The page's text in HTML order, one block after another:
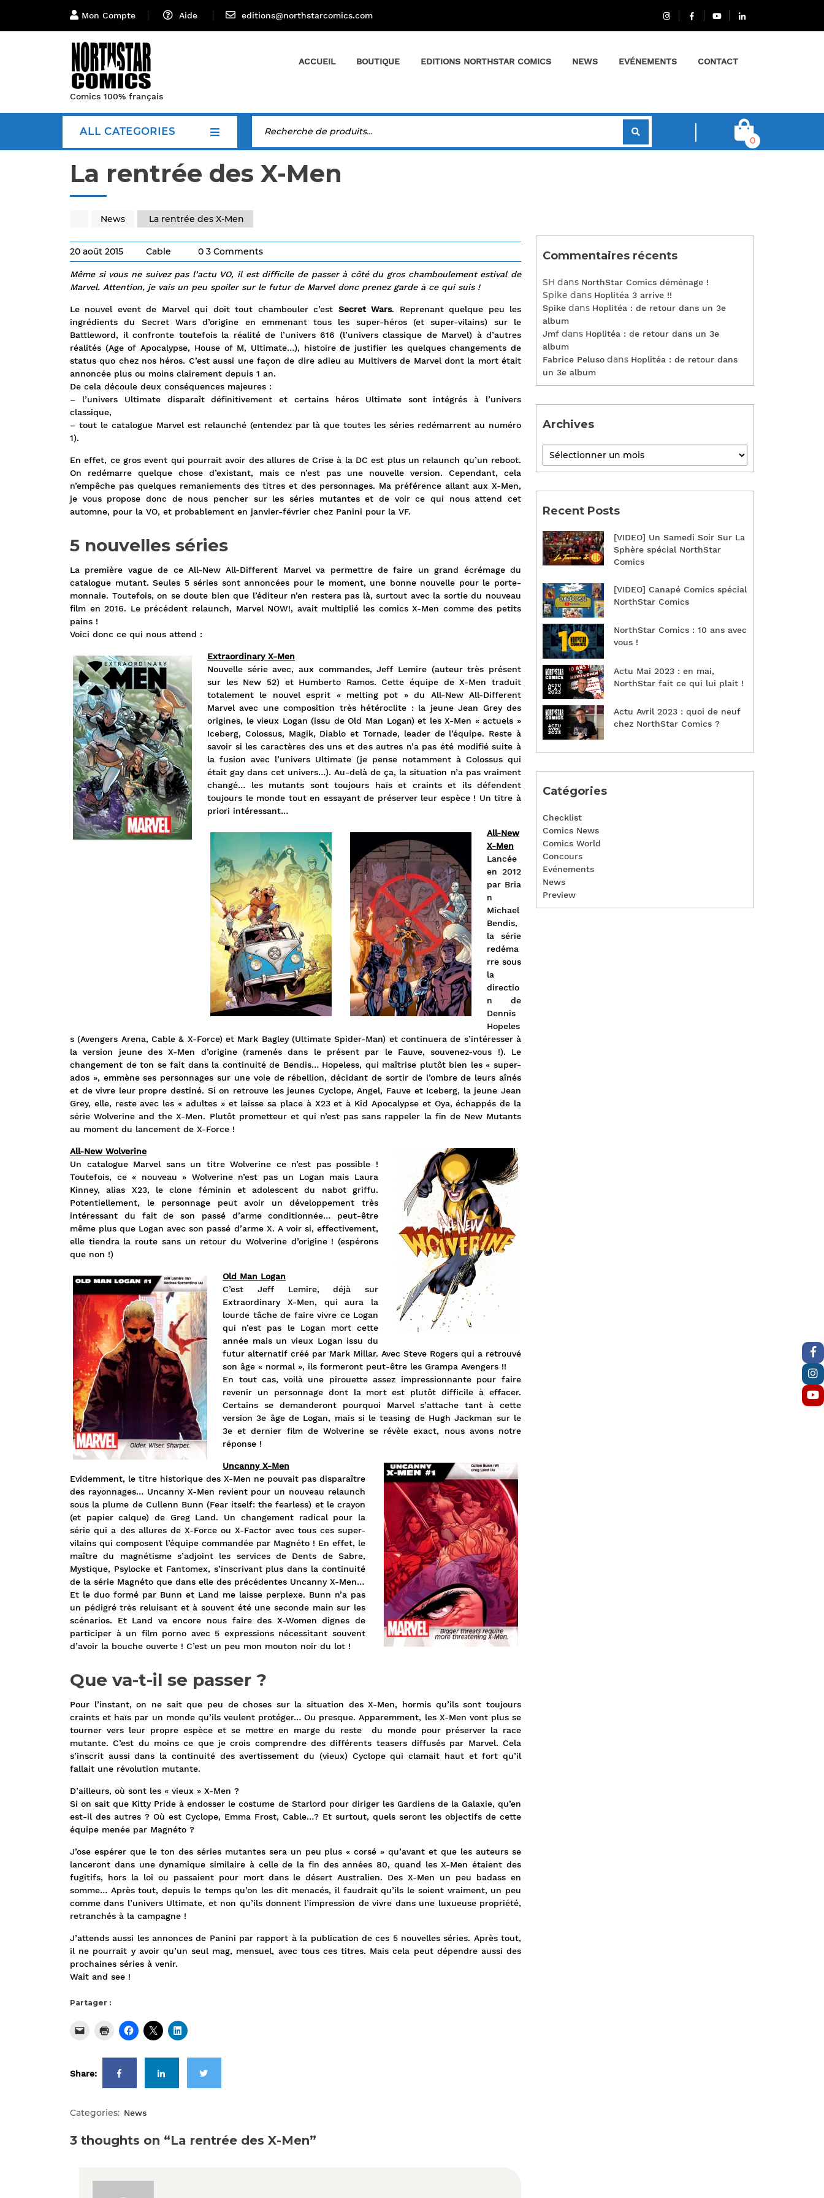
Mon Compte Aide editions@northstarcomics.com
Comics 100% français
ACCUEIL BOUTIQUE EDITIONS NORTHSTAR COMICS NEWS EVÉNEMENTS CONTACT
ALL CATEGORIES
0
La rentrée des X-Men
News La rentrée des X-Men
20 août 2015 Cable 0 3 Comments
Même si vous ne suivez pas l’actu VO, il est difficile de passer à côté du gros chamboulement estival de
Marvel. Attention, je vais un peu spoiler sur le futur de Marvel donc prenez garde à ce qui suis !
Le nouvel event de Marvel qui doit tout chambouler c’est Secret Wars. Reprenant quelque peu les
ingrédients du Secret Wars d’origine en emmenant tous les super-héros (et super-vilains) sur le
Battleword, il confronte toutefois la réalité de l’univers 616 (l’univers classique de Marvel) à d’autres
réalités (Age of Apocalypse, House of M, Ultimate…), histoire de justifier les quelques changements de
status quo chez nos héros. C’est aussi une façon de dire adieu au Multivers de Marvel dont la mort était
annoncée plus ou moins clairement depuis 1 an.
De cela découle deux conséquences majeures :
– l’univers Ultimate disparaît définitivement et certains héros Ultimate sont intégrés à l’univers
classique,
– tout le catalogue Marvel est relaunché (entendez par là que toutes les séries redémarrent au numéro
1).
En effet, ce gros event qui pourrait avoir des allures de Crise à la DC est plus un relaunch qu’un reboot.
On redémarre quelque chose d’existant, mais ce n’est pas une nouvelle version. Cependant, cela
n’empêche pas quelques remaniements des titres et des personnages. Ma préférence allant aux X-Men,
je vous propose donc de nous pencher sur les séries mutantes et de voir ce qui nous attend cet
automne, pour la VO, et probablement en janvier-février chez Panini pour la VF.
5 nouvelles séries
La première vague de ce All-New All-Different Marvel va permettre de faire un grand écrémage du
catalogue mutant. Seules 5 séries sont annoncées pour le moment, une bonne nouvelle pour le porte-
monnaie. Toutefois, on se doute bien que l’éditeur n’en restera pas là, surtout avec la sortie du nouveau
film en 2016. Le précédent relaunch, Marvel NOW!, avait multiplié les comics X-Men comme des petits
pains !
Voici donc ce qui nous attend :
Extraordinary X-Men
Nouvelle série avec, aux commandes, Jeff Lemire (auteur très présent
sur les New 52) et Humberto Ramos. Cette équipe de X-Men traduit
totalement le nouvel esprit « melting pot » du All-New All-Different
Marvel avec une composition très hétéroclite : la jeune Jean Grey des
origines, le vieux Logan (issu de Old Man Logan) et les X-Men « actuels »
Iceberg, Colossus, Magik, Diablo et Tornade, leader de l’équipe. Reste à
savoir si les caractères des uns et des autres n’a pas été modifié suite à
la fusion avec l’univers Ultimate (je pense notamment à Colossus qui
était gay dans cet univers…). Au-delà de ça, la situation n’a pas vraiment
changé… les mutants sont toujours haïs et craints et ils défendent
toujours le monde tout en essayant de préserver leur espèce ! Un titre à
priori intéressant…
All-New
X-Men
Lancée
en 2012
par Bria
n
Michael
Bendis,
la série
redéma
rre sous
la
directio
n de
Dennis
Hopeles
s (Avengers Arena, Cable & X-Force) et Mark Bagley (Ultimate Spider-Man) et continuera de s’intéresser à
la version jeune des X-Men d’origine (ramenés dans le présent par le Fauve, souvenez-vous !). Le
changement de ton se fait dans la continuité de Bendis… Hopeless, qui maîtrise plutôt bien les « super-
ados », emmène ses personnages sur une voie de rébellion, décidant de sortir de l’ombre de leurs aînés
et de vivre leur propre destiné. Si on retrouve les jeunes Cyclope, Angel, Fauve et Iceberg, la jeune Jean
Grey, elle, reste avec les « adultes » et laisse sa place à X23 et à Kid Apocalypse et Oya, échappés de la
série Wolverine and the X-Men. Plutôt prometteur et qui n’est pas sans rappeler la fin de New Mutants
au moment du lancement de X-Force !
All-New Wolverine
Un catalogue Marvel sans un titre Wolverine ce n’est pas possible !
Toutefois, ce « nouveau » Wolverine n’est pas un Logan mais Laura
Kinney, alias X23, le clone féminin et adolescent du nabot griffu.
Potentiellement, le personnage peut avoir un développement très
intéressant du fait de son passé d’arme conditionnée… peut-être
même plus que Logan avec son passé d’arme X. A voir si, effectivement,
elle tiendra la route sans un retour du Wolverine d’origine ! (espérons
que non !)
Old Man Logan
C’est Jeff Lemire, déjà sur
Extraordinary X-Men, qui aura la
lourde tâche de faire vivre ce Logan
qui n’est pas le Logan mort cette
année mais un vieux Logan issu du
futur alternatif créé par Mark Millar. Avec Steve Rogers qui a retrouvé
son âge « normal », ils formeront peut-être les Grampa Avengers !!
En tout cas, voilà une pirouette assez impressionnante pour faire
revenir un personnage dont la mort est plutôt difficile à effacer.
Certains se demanderont pourquoi Marvel s’attache tant à cette
version 3e âge de Logan, mais si le teasing de Hugh Jackman sur le
3e et dernier film de Wolverine se révèle exact, nous avons notre
réponse !
Uncanny X-Men
Evidemment, le titre historique des X-Men ne pouvait pas disparaître
des rayonnages… Uncanny X-Men revient pour un nouveau relaunch
sous la plume de Cullenn Bunn (Fear itself: the fearless) et le crayon
(et papier calque) de Greg Land. Un changement radical pour la
série qui a des allures de X-Force ou X-Factor avec tous ces super-
vilains qui composent l’équipe commandée par Magnéto ! En effet, le
maître du magnétisme s’adjoint les services de Dents de Sabre,
Mystique, Psylocke et Fantomex, s’inscrivant plus dans la continuité
de la série Magnéto que dans elle des précédentes Uncanny X-Men…
Et le duo formé par Bunn et Land me laisse perplexe. Bunn n’a pas
un pédigré très reluisant et à souvent été une seconde main sur les
scénarios. Et Land va encore nous faire des X-Women dignes de
participer à un film porno avec 5 expressions nécessitant souvent
d’avoir la bouche ouverte ! C’est un peu mon mouton noir du lot !
Que va-t-il se passer ?
Pour l’instant, on ne sait que peu de choses sur la situation des X-Men, hormis qu’ils sont toujours
craints et haïs par un monde qu’ils veulent protéger… Ou presque. Apparemment, les X-Men vont plus se
tourner vers leur propre espèce et se mettre en marge du reste du monde pour préserver la race
mutante. C’est du moins ce que je crois comprendre des différents teasers diffusés par Marvel. Cela
s’inscrit aussi dans la continuité des avertissement du (vieux) Cyclope qui clamait haut et fort qu’il
fallait une révolution mutante.
D’ailleurs, où sont les « vieux » X-Men ?
Si on sait que Kitty Pride à endosser le costume de Starlord pour diriger les Gardiens de la Galaxie, qu’en
est-il des autres ? Où est Cyclope, Emma Frost, Cable…? Et surtout, quels seront les objectifs de cette
équipe menée par Magnéto ?
J’ose espérer que le ton des séries mutantes sera un peu plus « corsé » qu’avant et que les auteurs se
lanceront dans une dynamique similaire à celle de la fin des années 80, quand les X-Men étaient des
fugitifs, hors la loi ou passaient pour mort dans le désert Australien. Des X-Men un peu badass en
somme… Après tout, depuis le temps qu’on les dit menacés, il faudrait qu’ils le soient vraiment, un peu
comme dans l’univers Ultimate, et non qu’ils donnent l’impression de vivre dans une luxueuse propriété,
retranchés à la campagne !
J’attends aussi les annonces de Panini par rapport à la publication de ces 5 nouvelles séries. Après tout,
il ne pourrait y avoir qu’un seul mag, mensuel, avec tous ces titres. Mais cela peut dépendre aussi des
prochaines séries à venir.
Wait and see !
Partager :
Share:
Categories: News
3 thoughts on “La rentrée des X-Men”
Commentaires récents
SH dans NorthStar Comics déménage !
Spike dans Hoplitéa 3 arrive !!
Spike dans Hoplitéa : de retour dans un 3e
album
Jmf dans Hoplitéa : de retour dans un 3e
album
Fabrice Peluso dans Hoplitéa : de retour dans
un 3e album
Archives
Recent Posts
[VIDEO] Un Samedi Soir Sur La
Sphère spécial NorthStar
Comics
[VIDEO] Canapé Comics spécial
NorthStar Comics
NorthStar Comics : 10 ans avec
vous !
Actu Mai 2023 : en mai,
NorthStar fait ce qui lui plait !
Actu Avril 2023 : quoi de neuf
chez NorthStar Comics ?
Catégories
Checklist
Comics News
Comics World
Concours
Evénements
News
Preview